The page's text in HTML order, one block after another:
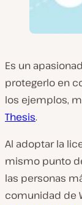
Es un
protegerlo en
los ejemplos,
Thesis.
Al adoptar la
mismo punto
las personas
comunidad de